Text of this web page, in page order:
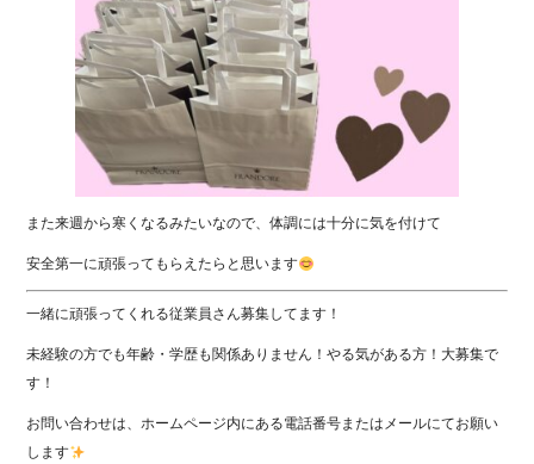
また来週から寒くなるみたいなので、体調には十分に気を付けて
安全第一に頑張ってもらえたらと思います
一緒に頑張ってくれる従業員さん募集してます！
未経験の方でも年齢・学歴も関係ありません！やる気がある方！大募集で
す！
お問い合わせは、ホームページ内にある電話番号またはメールにてお願い
します